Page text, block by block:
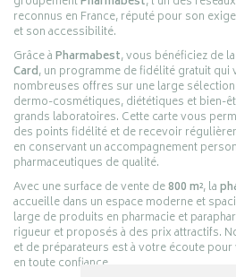
reconnus en France, réputé pour son
et son accessibilité.
Grâce àPharmabest, vous bénéficiez de
Card, un programme de fidélité gratuit qui
nombreuses offres sur une large
dermo-cosmétiques, diététiques et bien-
grands laboratoires. Cette carte vous
des points fidélité et de recevoir
en conservant un accompagnement
pharmaceutiques de qualité.
Avec une surface de vente de800 m², la
accueille dans un espace moderne et
large de produits en pharmacie et
rigueur et proposés à des prix attractifs.
et de préparateurs est à votre écoute
en toute confiance.